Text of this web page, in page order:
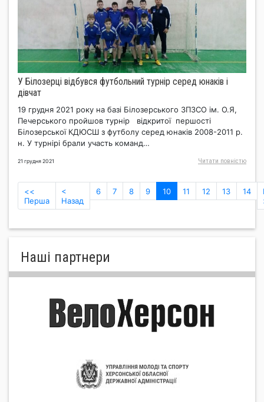
У Білозерці відбувся футбольний турнір серед юнаків і
дівчат
19 грудня 2021 року на базі Білозерського ЗПЗСО ім. О.Я,
Печерського пройшов турнір відкритої першості
Білозерської КДЮСШ з футболу серед юнаків 2008-2011 р.
н. У турнірі брали участь команд…
21 грудня 2021 Читати повнiстю
<<
Перша
<
Назад
6 7 8 9 10(current)
11 12 13 14
Нашi партнери